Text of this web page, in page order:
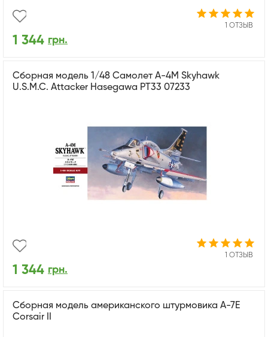
1 ОТЗЫВ
1 344 грн.
Сборная модель 1/48 Самолет А-4M Skyhawk
U.S.M.C. Attacker Hasegawa PT33 07233
1 ОТЗЫВ
1 344 грн.
Сборная модель американского штурмовика A-7E
Corsair II